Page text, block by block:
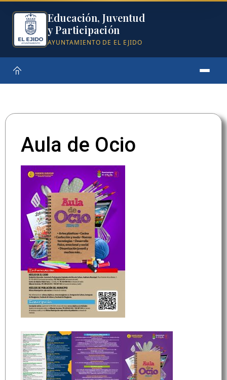
Educación, Juventud
y Participación
AYUNTAMIENTO DE EL EJIDO
Aula de Ocio